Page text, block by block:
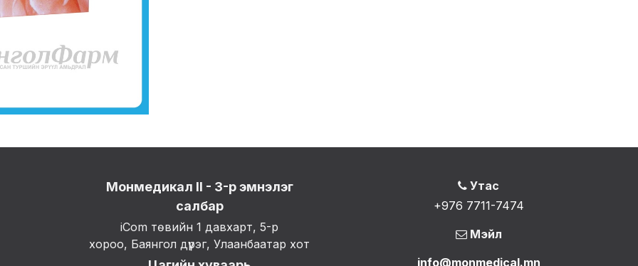
Утас
+976 7711-7474
Мэйл
info@monmedical.mn
Монмедикал II - 3-р эмнэлэг
салбар
iCom төвийн 1 давхарт, 5-р
хороо, Баянгол дүүрэг, Улаанбаатар хот